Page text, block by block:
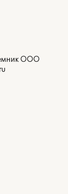
ООО